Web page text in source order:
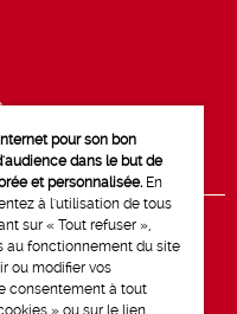
pour son bon
dans le but de
et personnalisée. En
à l'utilisation de tous
sur « Tout refuser »,
au fonctionnement du site
ou modifier vos
consentement à tout
» ou sur le lien